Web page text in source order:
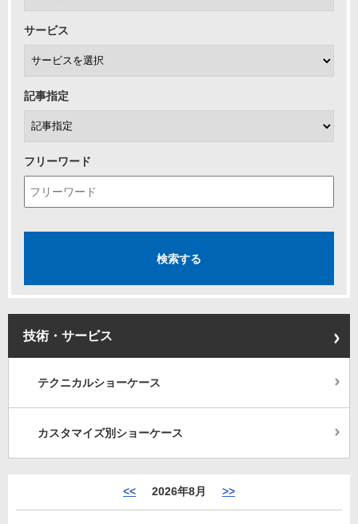
サービス
記事指定
フリーワード
技術・サービス
テクニカルショーケース
カスタマイズ別ショーケース
<< 2026年8月 >>